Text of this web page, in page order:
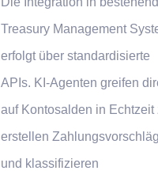
Treasury Management
erfolgt über standardisierte
APIs. KI-Agenten greifen
auf Kontosalden in Echtzeit
erstellen
und klassifizieren